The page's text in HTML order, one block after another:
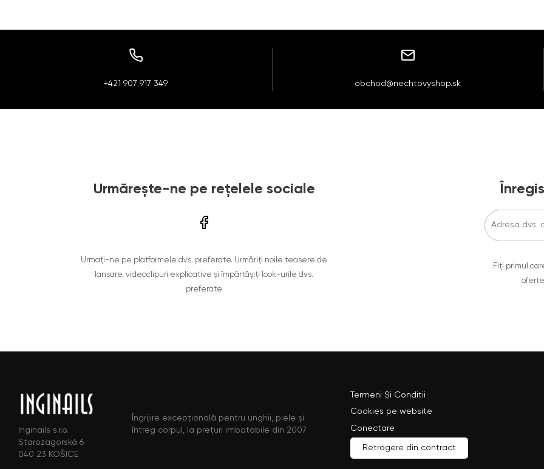
+421 907 917 349 obchod@nechtovyshop.sk
Urmărește-ne pe rețelele sociale
Urmați-ne pe platformele dvs. preferate. Urmăriți noile teasere de
lansare, videoclipuri explicative și împărtășiți look-urile dvs.
preferate
Fiți primul
Inginails s.r.o.
Starozagorská 6
040 23 KOŠICE
Îngrijire excepțională pentru unghii, piele și
întreg corpul, la prețuri imbatabile din 2007
Termeni Și Conditii
Cookies pe website
Conectare
Retragere din contract